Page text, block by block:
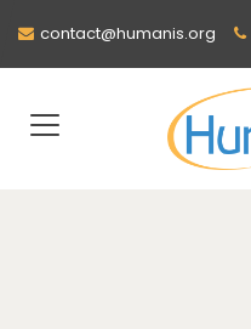
contact@humanis.org